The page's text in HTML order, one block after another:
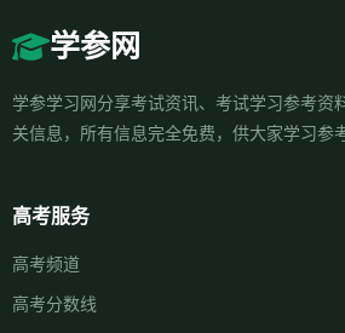
学参网
学参学习网分享考试资讯、考试学习参考资
关信息，所有信息完全免费，供大家学习参考
高考服务
高考频道
高考分数线